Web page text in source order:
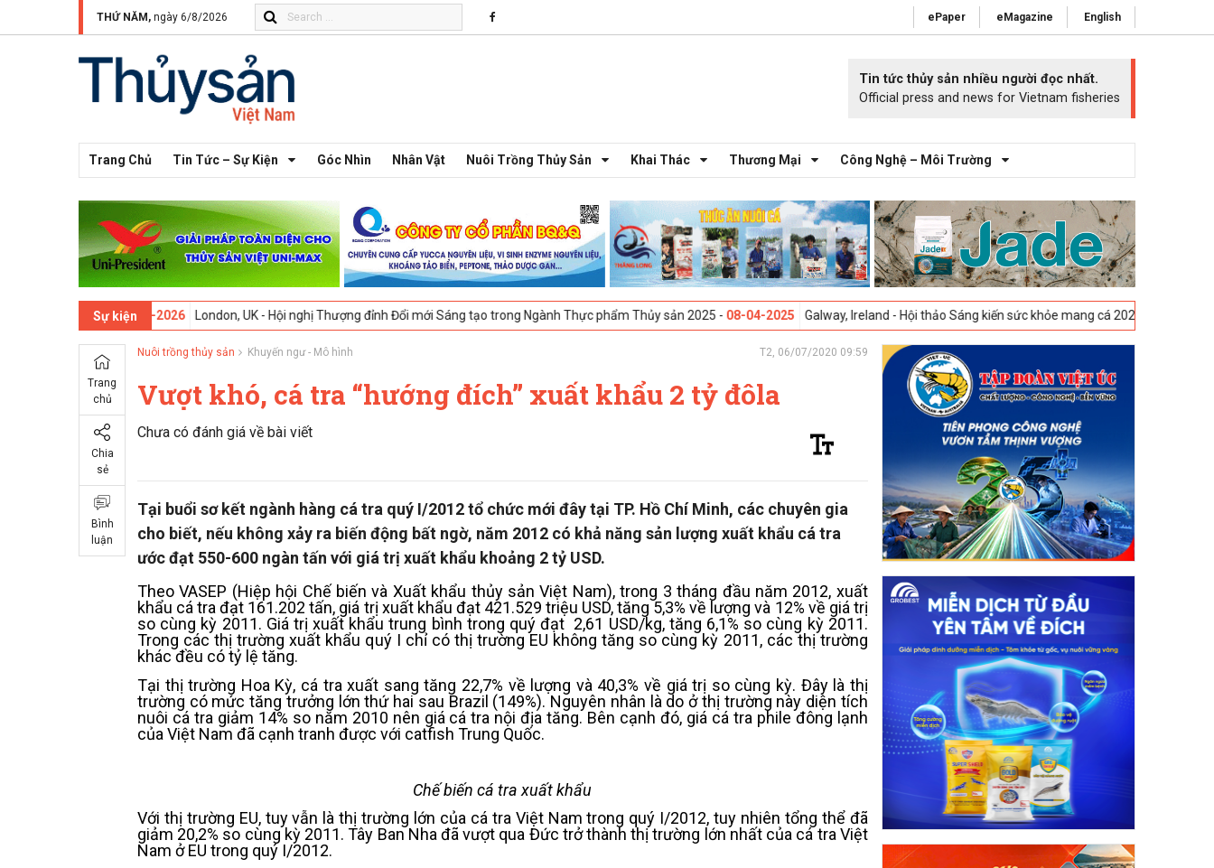
THỨ NĂM, ngày 6/8/2026 ePaper eMagazine English
Tin tức thủy sản nhiều người đọc nhất.
Official press and news for Vietnam fisheries
Trang Chủ Tin Tức – Sự Kiện Góc Nhìn Nhân Vật Nuôi Trồng Thủy Sản Khai Thác Thương Mại Công Nghệ – Môi Trường
Sự kiện
09-02-2026 London, UK - Hội nghị Thượng đỉnh Đổi mới Sáng tạo trong Ngành Thực phẩm Thủy sản 2025 -08-04-2025 Galway, Ireland - Hội thảo Sáng kiến sức khỏe mang cá 2025 -23-04-2025
Trang
chủ
Chia
sẻ
Bình
luận
Nuôi trồng thủy sản Khuyến ngư - Mô hình T2, 06/07/2020 09:59
Vượt khó, cá tra “hướng đích” xuất khẩu 2 tỷ đôla
Chưa có đánh giá về bài viết
Tại buổi sơ kết ngành hàng cá tra quý I/2012 tổ chức mới đây tại TP. Hồ Chí Minh, các chuyên gia
cho biết, nếu không xảy ra biến động bất ngờ, năm 2012 có khả năng sản lượng xuất khẩu cá tra
ước đạt 550-600 ngàn tấn với giá trị xuất khẩu khoảng 2 tỷ USD.
Theo VASEP (Hiệp hội Chế biến và Xuất khẩu thủy sản Việt Nam), trong 3 tháng đầu năm 2012, xuất
khẩu cá tra đạt 161.202 tấn, giá trị xuất khẩu đạt 421.529 triệu USD, tăng 5,3% về lượng và 12% về giá trị
so cùng kỳ 2011. Giá trị xuất khẩu trung bình trong quý đạt 2,61 USD/kg, tăng 6,1% so cùng kỳ 2011.
Trong các thị trường xuất khẩu quý I chỉ có thị trường EU không tăng so cùng kỳ 2011, các thị trường
khác đều có tỷ lệ tăng.
Tại thị trường Hoa Kỳ, cá tra xuất sang tăng 22,7% về lượng và 40,3% về giá trị so cùng kỳ. Đây là thị
trường có mức tăng trưởng lớn thứ hai sau Brazil (149%). Nguyên nhân là do ở thị trường này diện tích
nuôi cá tra giảm 14% so năm 2010 nên giá cá tra nội địa tăng. Bên cạnh đó, giá cá tra phile đông lạnh
của Việt Nam đã cạnh tranh được với catfish Trung Quốc.
Chế biến cá tra xuất khẩu
Với thị trường EU, tuy vẫn là thị trường lớn của cá tra Việt Nam trong quý I/2012, tuy nhiên tổng thể đã
giảm 20,2% so cùng kỳ 2011. Tây Ban Nha đã vượt qua Đức trở thành thị trường lớn nhất của cá tra Việt
Nam ở EU trong quý I/2012.